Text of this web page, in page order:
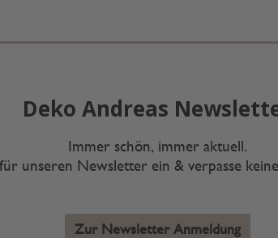
Deko Andreas
Immer schön, immer aktuell.
unseren Newsletter ein & verpasse
Zur Newsletter Anmeldung